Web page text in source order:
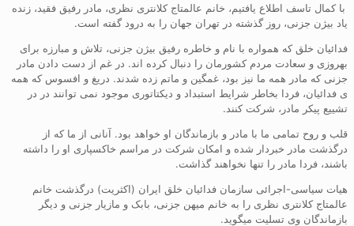
با کمال تاسف اطلاع یافتیم، خانم عالمتاج کلانتری نظری، مادر رفیق فقید، زنده
یاد بیژن جزنی، روز گذشته در تهران جهان را به درود گفته است.
فدائیان خلق که همواره با نام و خاطره رفیق بیژن جزنی، تلاش و مبارزه برای
بهروزی و سعادت مردم کشورمان را دنبال کرده اند. در غم از دست دادن مادر
جزنی که مادر همه ما نیز بود، غمگین و ماتم زده شدند. دریغ و افسوس که همه
ی فدائیان، فردا بخاطر شرایط استبداد و دیکتاتوری موجود نمی توانند در در
تشییع پیکر مادر، شرکت کنند.
قلب و روح تمامی ما با مادر و بازماندگان او خواهد بود. آنانی از ما که از
درگذشت مادر خبردار شده و امکان شرکت در مراسم خاکسپاری او را داشته
باشند، فردا مادر را تنها نخواهند گذاشت.
هیات سیاسی-اجرائی سازمان فدائیان خلق ایران (اکثریت) درگذشت خانم
عالمتاج کلانتری نظری را به خانم میهن جزنی، بابک و مازیار جزنی و دیگر
بازماندگان وی تسلیت میگوید.